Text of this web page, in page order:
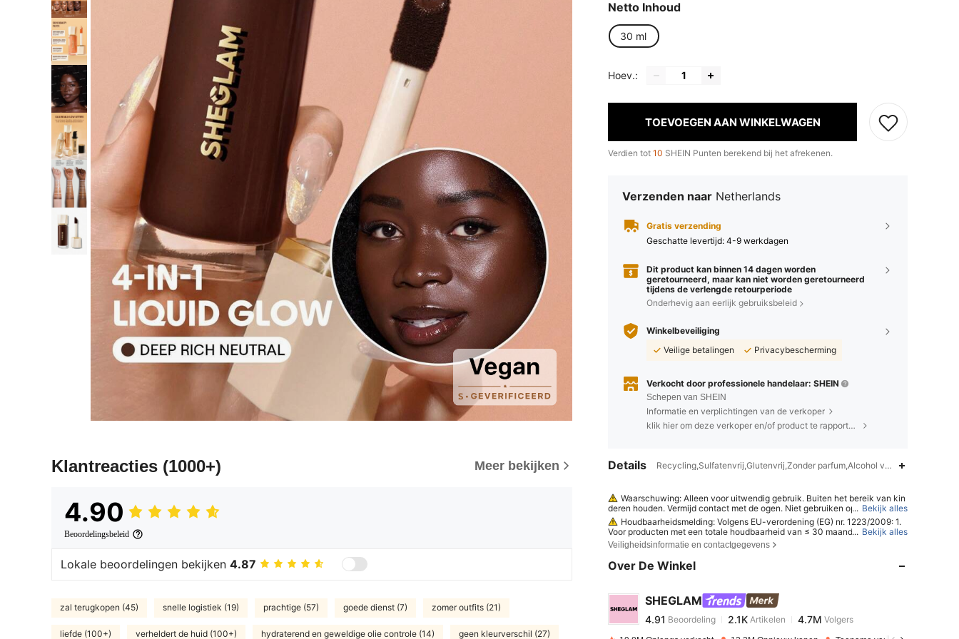
Klantreacties (1000+) Meer bekijken
4.90
Beoordelingsbeleid
Lokale beoordelingen bekijken 4.87
zal terugkopen (45) snelle logistiek (19) prachtige (57) goede dienst (7) zomer outfits (21)
liefde (100+) verheldert de huid (100+) hydraterend en geweldige olie controle (14) geen kleurverschil (27)
Netto Inhoud
30 ml
Hoev.:
TOEVOEGEN AAN WINKELWAGEN
Verdien tot 10 SHEIN Punten berekend bij het afrekenen.
Verzenden naar Netherlands
Gratis verzending
Geschatte levertijd: 4-9 werkdagen
Dit product kan binnen 14 dagen worden
geretourneerd, maar kan niet worden geretourneerd
tijdens de verlengde retourperiode
Onderhevig aan eerlijk gebruiksbeleid
Winkelbeveiliging
Veilige betalingen
Privacybescherming
Verkocht door professionele handelaar: SHEIN
Schepen van SHEIN
Informatie en verplichtingen van de verkoper
klik hier om deze verkoper en/of product te rapporteren.
Details Recycling,Sulfatenvrij,Glutenvrij,Zonder parfum,Alcohol vrij,Ftalaten-
Waarschuwing: Alleen voor uitwendig gebruik. Buiten het bereik van kin
deren houden. Vermijd contact met de ogen. Niet gebruiken op een bescha
digde of geïrriteerde huid. Stop het gebruik als er irritatie optreedt.
... Bekijk alles
Houdbaarheidsmelding: Volgens EU-verordening (EG) nr. 1223/2009: 1.
Voor producten met een totale houdbaarheid van ≤ 30 maanden: de verval
datum wordt aangegeven met een zandlopersymbool ⌛ + datum op de verp
akking, of in het Engels met "ten minste houdbaar tot" of "ten minste houdb
aar tot het einde van" + datum; 2. Voor producten met een totale houdbaarh
eid van > 30 maanden: de houdbaarheidsdatum wordt aangegeven met ee
g: Producten in verpakkingen voor eenmalig gebruik, niet-openbare produc
ten en andere gespecificeerde artikelen zijn vrijgesteld van de verplichte h
oudbaarheidsdatummarkering. Raadpleeg uitsluitend de markeringen op de
fysieke productverpakking; stop het gebruik onmiddellijk als er sprake is va
... Bekijk alles
Veiligheidsinformatie en contactgegevens
Over De Winkel
SHEGLAM
4.91 2.1K 4.7M
4.91
4.91 Beoordeling 2.1KArtikelen
k***obetaalde1 dag geleden